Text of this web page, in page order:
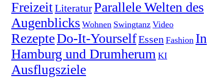
FreizeitLiteraturParallele Welten des
Augenblicks Wohnen Swingtanz Video
RezepteDo-It-YourselfEssen Fashion In
Hamburg und Drumherum KI
Ausflugsziele